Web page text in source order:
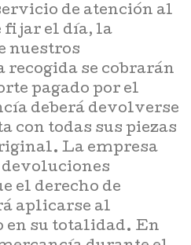
de atención al
fijar el día, la
nuestros
se cobrarán
pagado por el
deberá devolverse
con todas sus piezas
La empresa
devoluciones
el derecho de
aplicarse al
en su totalidad. En